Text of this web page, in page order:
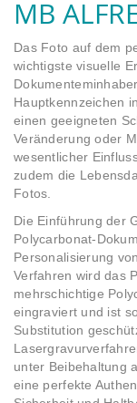
MB
Das Foto auf dem
wichtigste visuelle
Hauptkennzeichen
einen geeigneten
Veränderung oder
wesentlicher
zudem die
Fotos.
Die Einführung der
Polycarbonat-
Personalisierung
Verfahren wird das
mehrschichtige
eingraviert und ist
Substitution
unter Beibehaltung
eine perfekte